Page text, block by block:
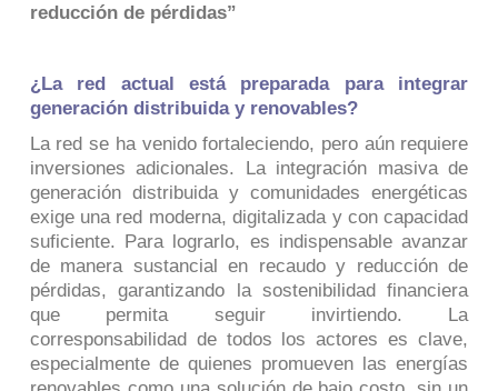
reducción de pérdidas”
¿La red actual está preparada para integrar
generación distribuida y renovables?
La red se ha venido fortaleciendo, pero aún requiere
inversiones adicionales. La integración masiva de
generación distribuida y comunidades energéticas
exige una red moderna, digitalizada y con capacidad
suficiente. Para lograrlo, es indispensable avanzar
de manera sustancial en recaudo y reducción de
pérdidas, garantizando la sostenibilidad financiera
que permita seguir invirtiendo. La
corresponsabilidad de todos los actores es clave,
especialmente de quienes promueven las energías